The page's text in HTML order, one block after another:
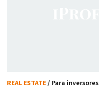
REAL ESTATE/ Para inversores